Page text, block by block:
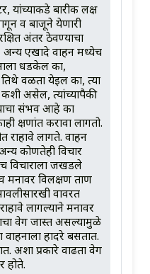
बारीक लक्ष
व बाजूने येणारी
अंतर ठेवण्याचा
अन्य एखादे वाहन मध्येच
धडकेल का,
वळता येईल का, त्या
कशी असेल, त्यांच्यापैकी
संभव आहे का
क्षणांत करावा लागतो.
राहावे लागते. वाहन
कोणतेही विचार
विचाराला जखडले
मनावर विलक्षण ताण
वावरत
लागल्याने मनावर
वेग जास्त असल्यामुळे
हादरे बसतात.
अशा प्रकारे वाढता वेग
होते.